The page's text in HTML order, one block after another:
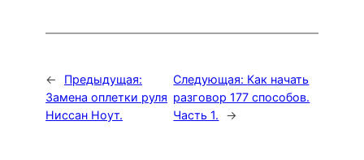
←
Предыдущая:
Замена оплетки руля
Ниссан Ноут.
Следующая: Как начать
разговор 177 способов.
Часть 1.
→